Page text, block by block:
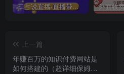
二占说直播·直播带货主播运营课程，主播运营二合一实操课
上一篇
年赚百万的知识付费网站是
如何搭建的（超详细保姆级